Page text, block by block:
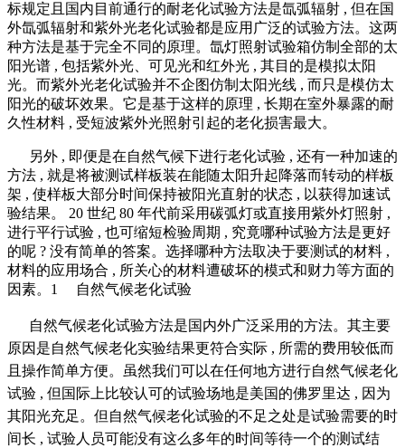
标规定且国内目前通行的耐老化试验方法是氙弧辐射 , 但在国
外氙弧辐射和紫外光老化试验都是应用广泛的试验方法。这两
种方法是基于完全不同的原理。氙灯照射试验箱仿制全部的太
阳光谱 , 包括紫外光、可见光和红外光 , 其目的是模拟太阳
光。而紫外光老化试验并不企图仿制太阳光线 , 而只是模仿太
阳光的破坏效果。它是基于这样的原理 , 长期在室外暴露的耐
久性材料 , 受短波紫外光照射引起的老化损害最大。
另外 , 即便是在自然气候下进行老化试验 , 还有一种加速的
方法 , 就是将被测试样板装在能随太阳升起降落而转动的样板
架 , 使样板大部分时间保持被阳光直射的状态 , 以获得加速试
验结果。 20 世纪 80 年代前采用碳弧灯或直接用紫外灯照射 ,
进行平行试验 , 也可缩短检验周期 , 究竟哪种试验方法是更好
的呢 ? 没有简单的答案。选择哪种方法取决于要测试的材料 ,
材料的应用场合 , 所关心的材料遭破坏的模式和财力等方面的
因素。1 自然气候老化试验
自然气候老化试验方法是国内外广泛采用的方法。其主要
原因是自然气候老化实验结果更符合实际 , 所需的费用较低而
且操作简单方便。虽然我们可以在任何地方进行自然气候老化
试验 , 但国际上比较认可的试验场地是美国的佛罗里达 , 因为
其阳光充足。但自然气候老化试验的不足之处是试验需要的时
间长 , 试验人员可能没有这么多年的时间等待一个的测试结